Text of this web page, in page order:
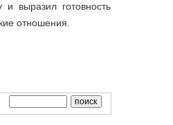
выразил готовность
отношения.